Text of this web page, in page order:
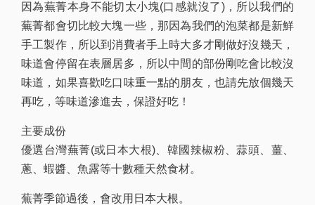
因為蕪菁本身不能切太小塊(口感就沒了)，所以我們的
蕪菁都會切比較大塊一些，那因為我們的泡菜都是新鮮
手工製作，所以到消費者手上時大多才剛做好沒幾天，
味道會停留在表層居多，所以中間的部份剛吃會比較沒
味道，如果喜歡吃口味重一點的朋友，也請先放個幾天
再吃，等味道滲進去，保證好吃！
主要成份
優選台灣蕪菁(或日本大根)、韓國辣椒粉、蒜頭、薑、
蔥、蝦醬、魚露等十數種天然食材。
蕪菁季節過後，會改用日本大根。